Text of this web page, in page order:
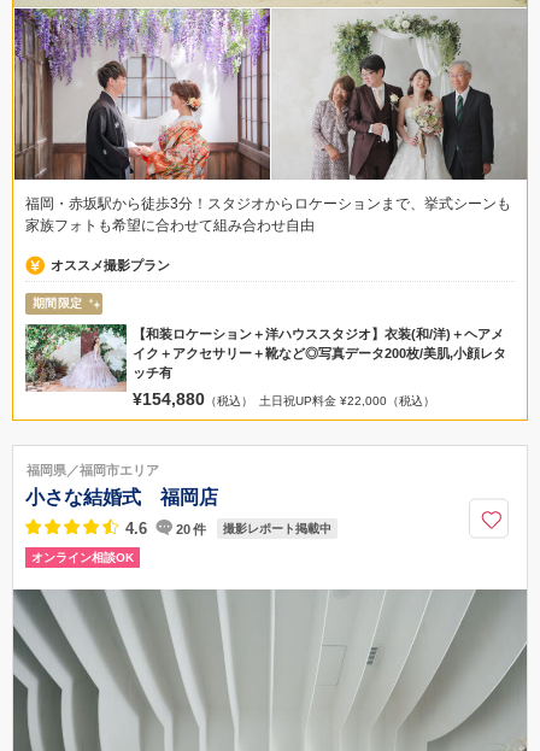
福岡・赤坂駅から徒歩3分！スタジオからロケーションまで、挙式シーンも
家族フォトも希望に合わせて組み合わせ自由
オススメ撮影プラン
期間限定
【和装ロケーション＋洋ハウススタジオ】衣装(和/洋)＋ヘアメ
イク＋アクセサリー＋靴など◎写真データ200枚/美肌,小顔レタ
ッチ有
¥154,880 （税込） 土日祝UP料金 ¥22,000（税込）
福岡県／福岡市エリア
小さな結婚式 福岡店
4.6 20件 撮影レポート掲載中
オンライン相談OK